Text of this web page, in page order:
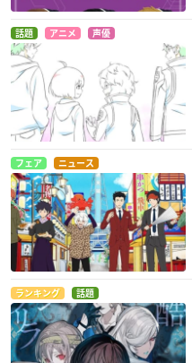
話題 アニメ 声優
フェア ニュース
ランキング 話題